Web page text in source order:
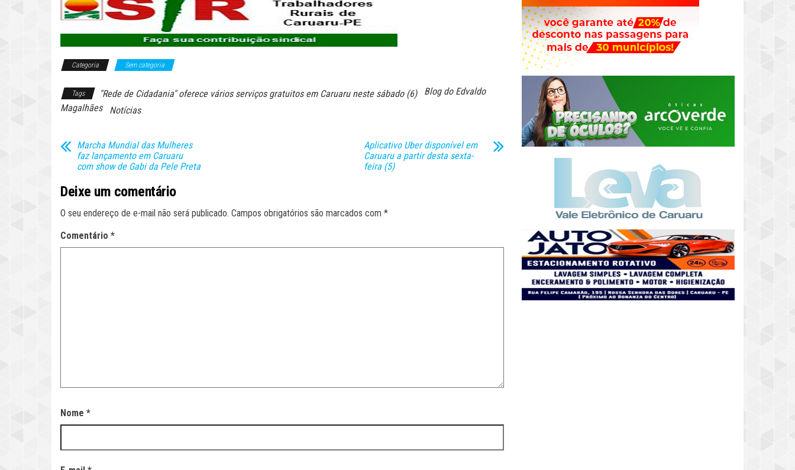
Categoria Sem categoria
Tags "Rede de Cidadania" oferece vários serviços gratuitos em Caruaru neste sábado (6)
Blog do Edvaldo
Magalhães
Notícias
Marcha Mundial das Mulheres
faz lançamento em Caruaru
com show de Gabi da Pele Preta
Aplicativo Uber disponível em
Caruaru a partir desta sexta-
feira (5)
Deixe um comentário
O seu endereço de e-mail não será publicado. Campos obrigatórios são marcados com *
Comentário *
Nome *